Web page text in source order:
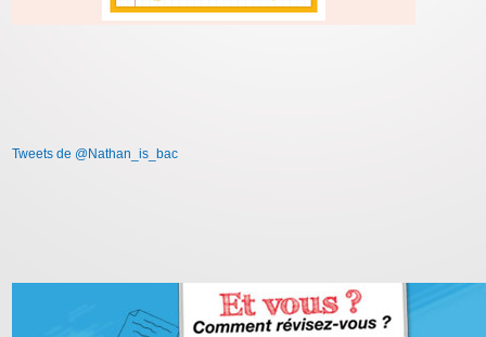
Tweets de @Nathan_is_bac